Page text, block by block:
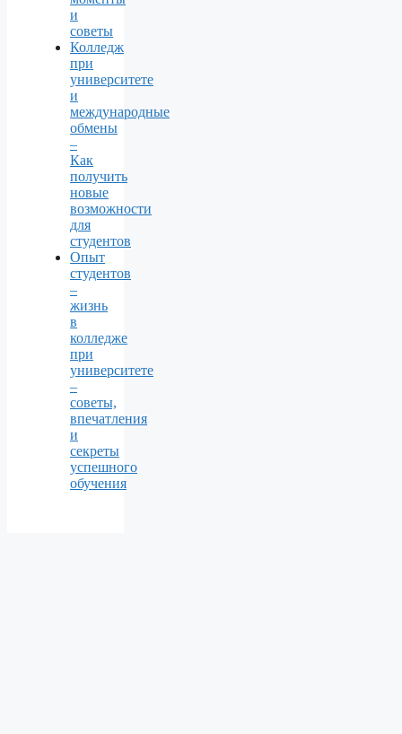
и
советы
Колледж
при
университете
и
международные
обмены
–
Как
получить
новые
возможности
для
студентов
Опыт
студентов
–
жизнь
в
колледже
при
университете
–
советы,
впечатления
и
секреты
успешного
обучения